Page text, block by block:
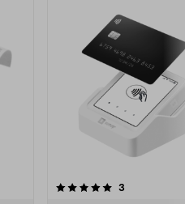
3